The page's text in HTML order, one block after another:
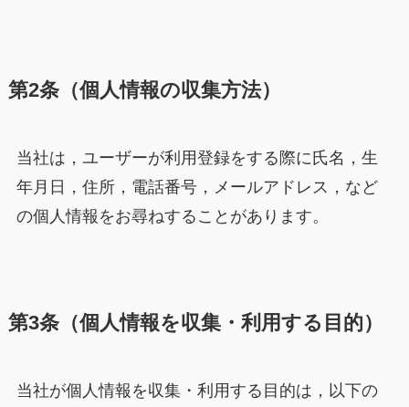
第2条（個人情報の収集方法）
当社は，ユーザーが利用登録をする際に氏名，生
年月日，住所，電話番号，メールアドレス，など
の個人情報をお尋ねすることがあります。
第3条（個人情報を収集・利用する目的）
当社が個人情報を収集・利用する目的は，以下の